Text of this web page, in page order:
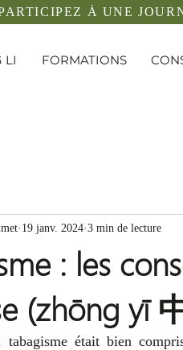
À UNE
LI FORMATIONS
: les
(zhōng yī
19 janv. 2024 3 min de lecture
était bien